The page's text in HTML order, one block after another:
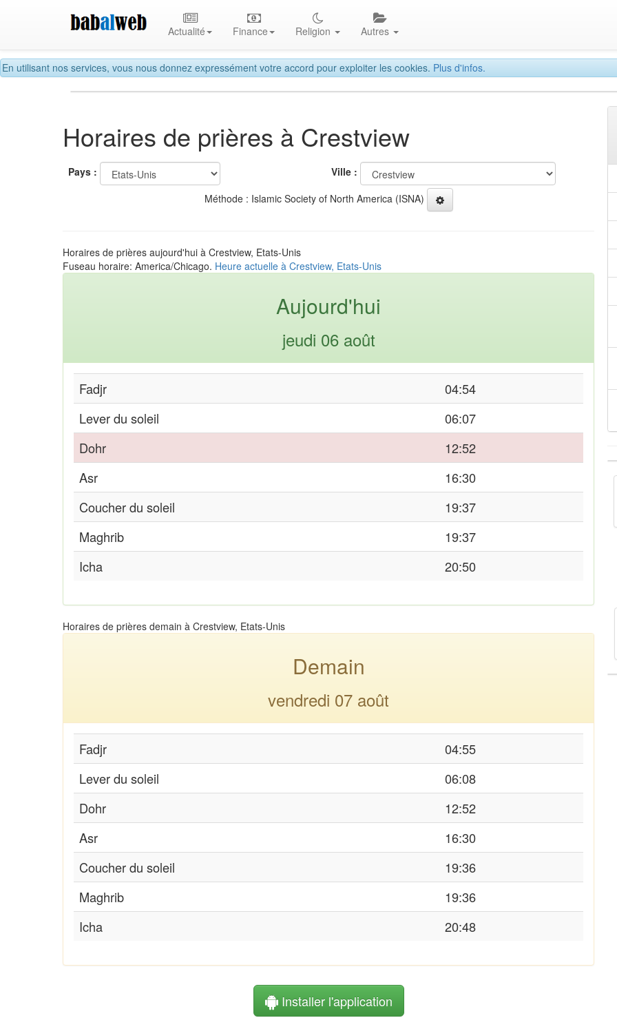
En utilisant nos services, vous nous donnez expressément votre accord pour exploiter les cookies. Plus d'infos.
Actualité Finance Religion Autres
Horaires de prières à Crestview
Pays :
Ville :
Méthode : Islamic Society of North America (ISNA)
Horaires de prières aujourd'hui à Crestview, Etats-Unis
Fuseau horaire: America/Chicago. Heure actuelle à Crestview, Etats-Unis
Aujourd'hui
jeudi 06 août
Fadjr
04:54
Lever du soleil
06:07
Dohr
12:52
Asr
16:30
Coucher du soleil
19:37
Maghrib
19:37
Icha
20:50
Horaires de prières demain à Crestview, Etats-Unis
Demain
vendredi 07 août
Fadjr
04:55
Lever du soleil
06:08
Dohr
12:52
Asr
16:30
Coucher du soleil
19:36
Maghrib
19:36
Icha
20:48
Installer l'application